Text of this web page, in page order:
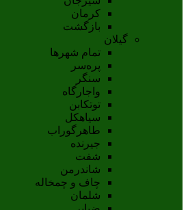
کرمان
بازگشت
گیلان
تمام شهر‌ها
پره‌سر
سنگر
واجارگاه
توتکابن
سیاهکل
طاهرگوراب
جیرنده
شفت
شاندرمن
چاف و چمخاله
شلمان